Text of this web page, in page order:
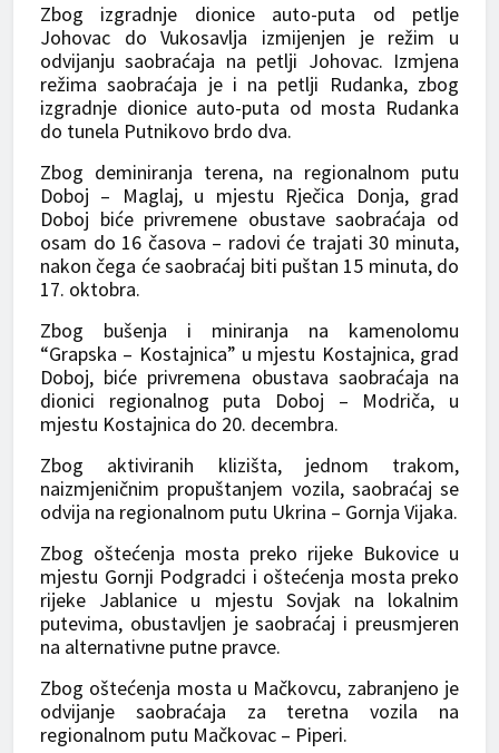
Zbog izgradnje dionice auto-puta od petlje
Johovac do Vukosavlja izmijenjen je režim u
odvijanju saobraćaja na petlji Johovac. Izmjena
režima saobraćaja je i na petlji Rudanka, zbog
izgradnje dionice auto-puta od mosta Rudanka
do tunela Putnikovo brdo dva.
Zbog deminiranja terena, na regionalnom putu
Doboj – Maglaj, u mjestu Rječica Donja, grad
Doboj biće privremene obustave saobraćaja od
osam do 16 časova – radovi će trajati 30 minuta,
nakon čega će saobraćaj biti puštan 15 minuta, do
17. oktobra.
Zbog bušenja i miniranja na kamenolomu
“Grapska – Kostajnica” u mjestu Kostajnica, grad
Doboj, biće privremena obustava saobraćaja na
dionici regionalnog puta Doboj – Modriča, u
mjestu Kostajnica do 20. decembra.
Zbog aktiviranih klizišta, jednom trakom,
naizmjeničnim propuštanjem vozila, saobraćaj se
odvija na regionalnom putu Ukrina – Gornja Vijaka.
Zbog oštećenja mosta preko rijeke Bukovice u
mjestu Gornji Podgradci i oštećenja mosta preko
rijeke Jablanice u mjestu Sovjak na lokalnim
putevima, obustavljen je saobraćaj i preusmjeren
na alternativne putne pravce.
Zbog oštećenja mosta u Mačkovcu, zabranjeno je
odvijanje saobraćaja za teretna vozila na
regionalnom putu Mačkovac – Piperi.